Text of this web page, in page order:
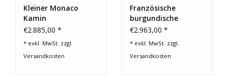
Kleiner Monaco
Kamin
€2.885,00 *
* exkl. MwSt. zzgl.
Versandkosten
Französische
burgundische
Vintage-
€2.963,00 *
* exkl. MwSt. zzgl.
Versandkosten